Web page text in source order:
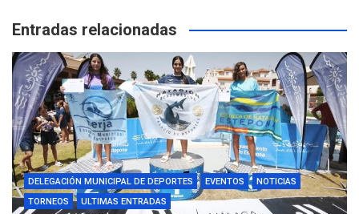
Entradas relacionadas
DELEGACIÓN MUNICIPAL DE DEPORTES EVENTOS
NOTICIAS
TORNEOS
ULTIMAS ENTRADAS